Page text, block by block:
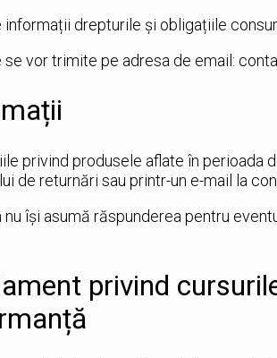
informații drepturile și obligațiile
se vor trimite pe adresa de email:
privind produsele aflate în perioada
de returnări sau printr-un e-mail la
nu își asumă răspunderea pentru
privind